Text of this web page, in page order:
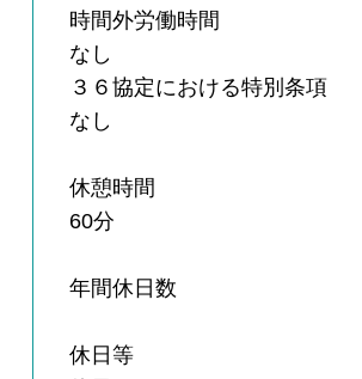
時間外労働時間
なし
３６協定における特別条項
なし
休憩時間
60分
年間休日数
休日等